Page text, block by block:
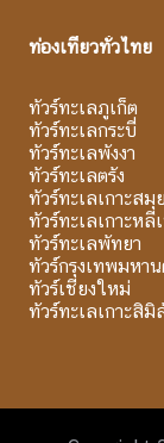
ท่องเที่ยวทั่วไทย
ทัวร์ทะเลภูเก็ต
ทัวร์ทะเลกระบี่
ทัวร์ทะเลพังงา
ทัวร์ทะเลตรัง
ทัวร์ทะเลเกาะสมุย
ทัวร์ทะเลเกาะหลี
ทัวร์ทะเลพัทยา
ทัวร์กรุงเทพมหา
ทัวร์เชียงใหม่
ทัวร์ทะเลเกาะสิมิ